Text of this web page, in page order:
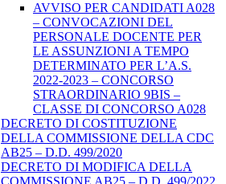
AVVISO PER CANDIDATI A028
– CONVOCAZIONI DEL
PERSONALE DOCENTE PER
LE ASSUNZIONI A TEMPO
DETERMINATO PER L’A.S.
2022-2023 – CONCORSO
STRAORDINARIO 9BIS –
CLASSE DI CONCORSO A028
DECRETO DI COSTITUZIONE
DELLA COMMISSIONE DELLA CDC
AB25 – D.D. 499/2020
DECRETO DI MODIFICA DELLA